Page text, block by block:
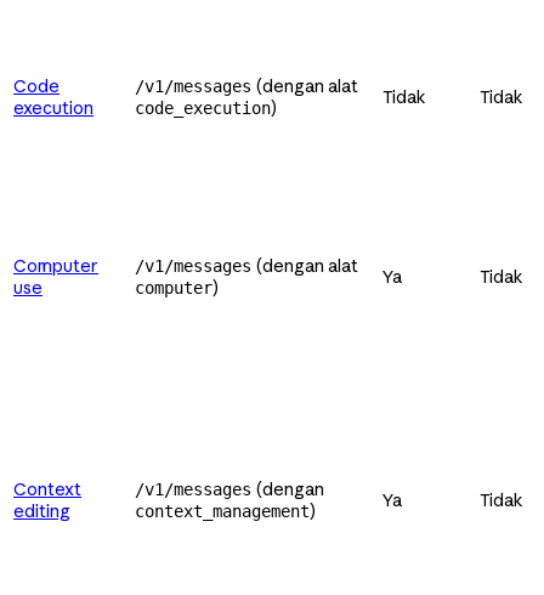
Code
execution
/v1/messages (dengan alat
code_execution) Tidak Tidak
Computer
use
/v1/messages (dengan alat
computer) Ya Tidak
Context
editing
/v1/messages (dengan
context_management) Ya Tidak